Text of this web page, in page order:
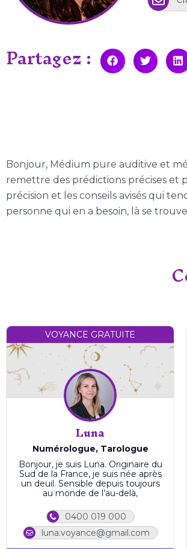
Partagez :
Bonjour, Médium pure auditive et
remettre des prédictions précises et
précision et les conseils avisés qui
personne qui en a besoin, là se
VOYANCE GRATUITE
Luna
Numérologue, Tarologue
Bonjour, je suis Luna. Originaire du
Sud de la France, je suis née après
un deuil. Sensible depuis toujours
au monde de l’au-delà,
0400 019 000
luna.voyance@gmail.com